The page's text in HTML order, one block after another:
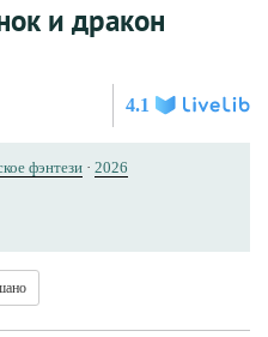
и дракон
4.1
фэнтези · 2026